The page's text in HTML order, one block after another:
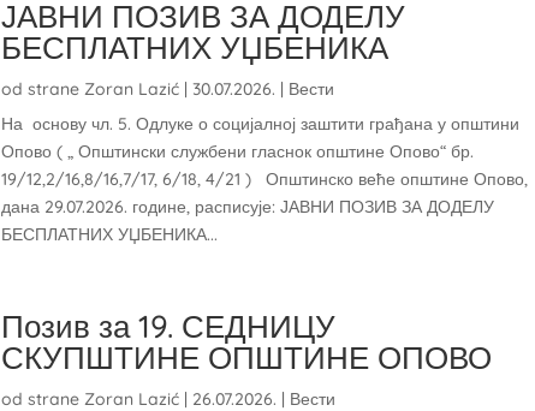
ЈАВНИ ПОЗИВ ЗА ДОДЕЛУ
БЕСПЛАТНИХ УЏБЕНИКА
od strane Zoran Lazić| 30.07.2026. | Вести
На основу чл. 5. Одлуке о социјалној заштити грађана у општини
Опово ( „ Општински службени гласнок општине Опово“ бр.
19/12,2/16,8/16,7/17, 6/18, 4/21 ) Општинско веће општине Опово,
дана 29.07.2026. године, расписује: ЈАВНИ ПОЗИВ ЗА ДОДЕЛУ
БЕСПЛАТНИХ УЏБЕНИКА...
Позив за 19. СЕДНИЦУ
СКУПШТИНЕ ОПШТИНЕ ОПОВО
od strane Zoran Lazić| 26.07.2026. | Вести